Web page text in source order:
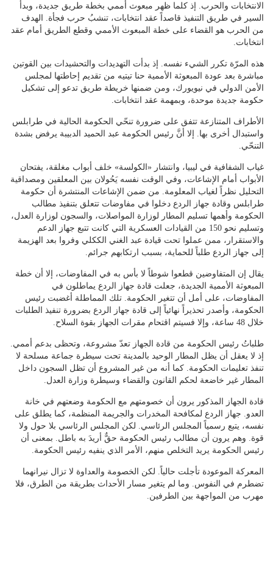
الانتخابات والحرب. إذ كلما ظهر مبعوث أممي بخطة طريق جديدة، وبدأ
السير في طريق التنفيذ قاصداً عقد انتخابات، تنشبُ حرب فجأة. الهدف
من الحرب هو القضاء على خطة المبعوث الأممي وقطع الطريق أمام عقد
انتخابات.
هذه المرّة تكرر الشيء نفسه. إذ بدأت التهديدات والتحشيدات بين القوتين
مباشرة بعد عودة المبعوثة الأممية حنا تيتيه من تقديم إحاطتها لمجلس
الأمن الدولي في نيويورك، ومن ضمنها خريطة طريق تدعو إلى تشكيل
حكومة جديدة موحدة، وبمهمة عقد انتخابات.
الأطراف المتنازعة تتفق على ضرورة تنحّي الحكومة الحالية في طرابلس
واستبدال أخرى بها. إلا أنَّ رئيس الحكومة عبد الحميد الدبيبة يرفض بشدة
التنحّي.
غياب الشفافية في ليبيا، وانتشار «الكولسة» خلف أبواب مغلقة، يفتحان
الأبواب أمام الإشاعات، وفي الوقت نفسه يَحُولان بين المعلقين ومصداقية
التحليل نظراً لغياب المعلومة. من ضمن الإشاعات المنتشرة أن حكومة
طرابلس وقادة جهاز الردع دخلوا في مفاوضات تتعلق بتنفيذ مطالب
الحكومة وأهمها تسليم المطار لوزارة المواصلات، والسجون لوزارة العدل،
وتسليم نحو 150 من القيادات العسكرية التي كانت تتبع جهاز الدعم
والاستقرار، ممن عملوا تحت قيادة عبد الغني الككلي وفروا بعد الهزيمة
إلى جهاز الردع طلباً للحماية، بسبب ارتكابهم جرائم.
يقال إن المتفاوضين قطعوا شوطاً لا بأس به في المفاوضات، إلا أن خطة
المبعوثة الأممية الجديدة، جعلت قادة جهاز الردع يماطلون في
المفاوضات، على أمل أن تتغير الحكومة. تلك المماطلة أغضبت رئيس
الحكومة، وأصدر تحذيراً نهائياً إلى قادة جهاز الردع بضرورة تنفيذ الطلبات
خلال 48 ساعة، وإلا فسيتم اقتحام مقرات الجهاز بقوة السلاح.
طلباتُ رئيس الحكومة من قادة الجهاز تعدّ مشروعة، وتحظى بدعم أممي.
إذ لا يعقل أن يظل المطار الوحيد بالمدينة تحت سيطرة جماعة مسلحة لا
تنفذ تعليمات الحكومة. كما أنه من غير المشروع أن تظل السجون داخل
المطار غير خاضعة لحكم القانون والقضاء وسيطرة وزارة العدل.
قادة الجهاز المذكور يرون أن خصومتهم مع الحكومة وضعتهم في خانة
العدو. جهاز الردع لمكافحة المخدرات والجريمة المنظمة، كما يطلق على
نفسه، يتبع رسمياً المجلس الرئاسي. لكن المجلس الرئاسي بلا حول ولا
قوة. وهم يرون أن مطالب رئيس الحكومة حقٌّ أريدَ به باطل. بمعنى أن
رئيس الحكومة يريد التخلص منهم، الأمر الذي ينفيه رئيس الحكومة.
المعركة الموعودة تأجلت حالياً. لكن الخصومة والعداوة لا تزال نيرانهما
تضطرم في النفوس. وما لم يتغير مسار الأحداث بطريقة من الطرق، فلا
مهرب من المواجهة بين الطرفين.